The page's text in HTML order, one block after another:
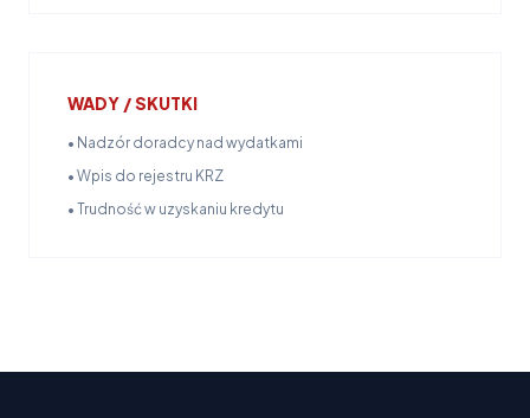
WADY / SKUTKI
• Nadzór doradcy nad wydatkami
• Wpis do rejestru KRZ
• Trudność w uzyskaniu kredytu